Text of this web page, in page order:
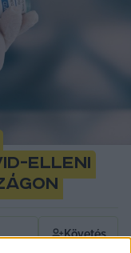
elleni
Követés